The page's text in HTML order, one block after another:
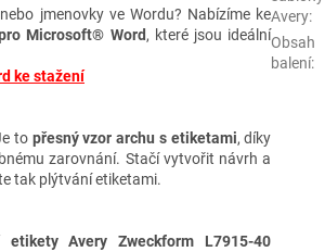
jmenovky ve Wordu? Nabízíme ke
Microsoft® Word, které jsou ideální
ke stažení
to přesný vzor archu s etiketami, díky
zarovnání. Stačí vytvořit návrh a
tak plýtvání etiketami.
etikety Avery Zweckform L7915-40
Avery:
Obsah
balení: